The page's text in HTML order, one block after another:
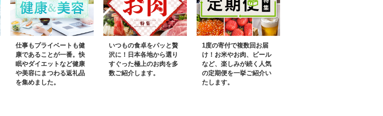
ふっくら食感、ここち
よい甘さ
仕事もプライベートも健
康であることが一番。快
眠やダイエットなど健康
や美容にまつわる返礼品
を集めました。
いつもの食卓をパッと贅
沢に！日本各地から選り
すぐった極上のお肉を多
数ご紹介します。
1度の寄付で複数回お届
け！お米やお肉、ビール
など、楽しみが続く人気
の定期便を一挙ご紹介い
たします。